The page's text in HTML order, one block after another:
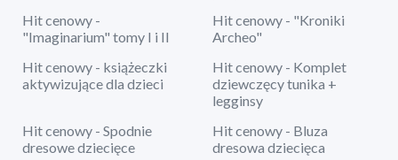
Hit cenowy -
"Imaginarium" tomy I i II
Hit cenowy - "Kroniki
Archeo"
Hit cenowy - książeczki
aktywizujące dla dzieci
Hit cenowy - Komplet
dziewczęcy tunika +
legginsy
Hit cenowy - Spodnie
dresowe dziecięce
Hit cenowy - Bluza
dresowa dziecięca